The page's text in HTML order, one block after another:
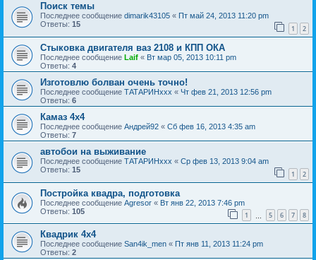
Поиск темы
Последнее сообщение dimarik43105 « Пт май 24, 2013 11:20 pm
Ответы: 15 1 2
Стыковка двигателя ваз 2108 и КПП ОКА
Последнее сообщение Laif « Вт мар 05, 2013 10:11 pm
Ответы: 4
Изготовлю болван очень точно!
Последнее сообщение ТАТАРИНххх « Чт фев 21, 2013 12:56 pm
Ответы: 6
Камаз 4x4
Последнее сообщение Андрей92 « Сб фев 16, 2013 4:35 am
Ответы: 7
автобои на выживание
Последнее сообщение ТАТАРИНххх « Ср фев 13, 2013 9:04 am
Ответы: 15 1 2
Постройка квадра, подготовка
Последнее сообщение Agresor « Вт янв 22, 2013 7:46 pm
Ответы: 105 1 5 6 7 8
Квадрик 4х4
Последнее сообщение San4ik_men « Пт янв 11, 2013 11:24 pm
Ответы: 2